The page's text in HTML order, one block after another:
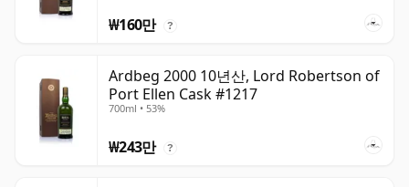
₩160만 ?
Ardbeg 2000 10년산, Lord Robertson of
Port Ellen Cask #1217
700ml • 53%
₩243만 ?